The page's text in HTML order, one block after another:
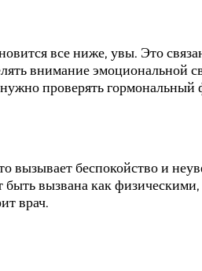
все ниже, увы. Это
внимание эмоциональной
проверять гормональный
беспокойство и
вызвана как
врач.